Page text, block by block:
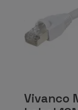
Vivanco